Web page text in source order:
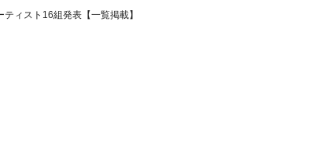
ィスト16組発表【一覧掲載】